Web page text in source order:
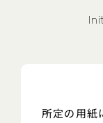
所定の用紙